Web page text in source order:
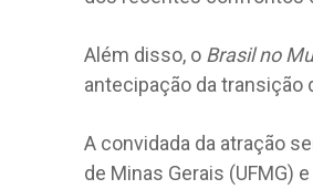
Além disso, o Brasil no
antecipação da transição
A convidada da atração
de Minas Gerais (UFMG)